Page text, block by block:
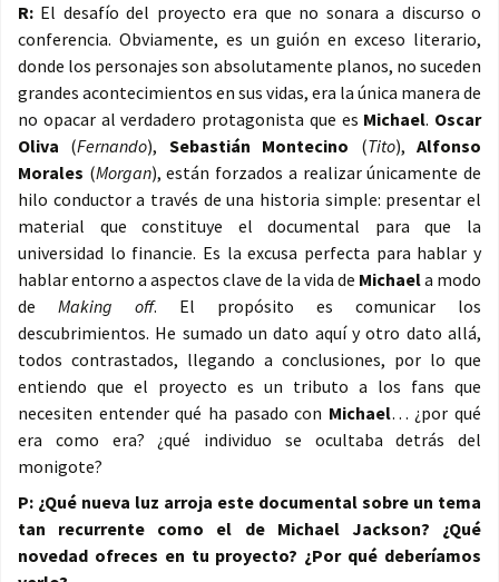
R: El desafío del proyecto era que no sonara a discurso o
conferencia. Obviamente, es un guión en exceso literario,
donde los personajes son absolutamente planos, no suceden
grandes acontecimientos en sus vidas, era la única manera de
no opacar al verdadero protagonista que es Michael. Oscar
Oliva (Fernando), Sebastián Montecino (Tito),Alfonso
Morales (Morgan), están forzados a realizar únicamente de
hilo conductor a través de una historia simple: presentar el
material que constituye el documental para que la
universidad lo financie. Es la excusa perfecta para hablar y
hablar entorno a aspectos clave de la vida de Michaela modo
de Making off. El propósito es comunicar los
descubrimientos. He sumado un dato aquí y otro dato allá,
todos contrastados, llegando a conclusiones, por lo que
entiendo que el proyecto es un tributo a los fans que
necesiten entender qué ha pasado con Michael… ¿por qué
era como era? ¿qué individuo se ocultaba detrás del
monigote?
P: ¿Qué nueva luz arroja este documental sobre un tema
tan recurrente como el de Michael Jackson? ¿Qué
novedad ofreces en tu proyecto? ¿Por qué deberíamos